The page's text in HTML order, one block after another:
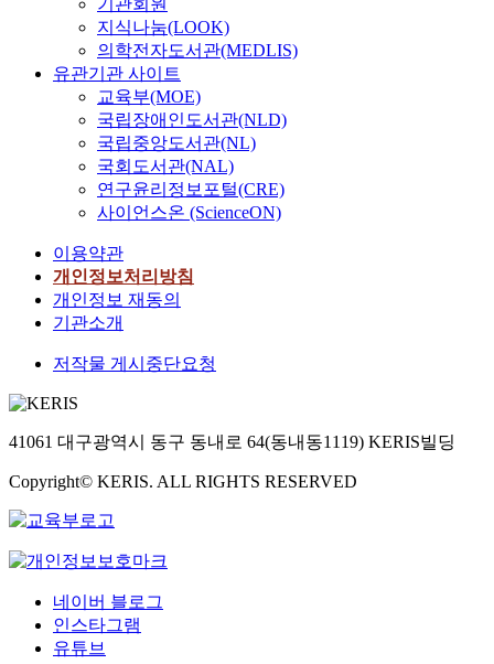
기관회원
지식나눔(LOOK)
의학전자도서관(MEDLIS)
유관기관 사이트
교육부(MOE)
국립장애인도서관(NLD)
국립중앙도서관(NL)
국회도서관(NAL)
연구윤리정보포털(CRE)
사이언스온 (ScienceON)
이용약관
개인정보처리방침
개인정보 재동의
기관소개
저작물 게시중단요청
41061 대구광역시 동구 동내로 64(동내동1119) KERIS빌딩
Copyright© KERIS. ALL RIGHTS RESERVED
네이버 블로그
인스타그램
유튜브